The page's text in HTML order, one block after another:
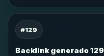
#129
Backlink generado 129